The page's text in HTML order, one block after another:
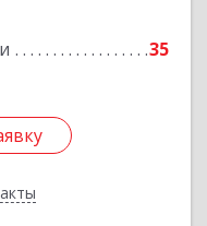
35